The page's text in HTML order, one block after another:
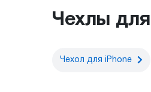
Чехлы
Чехол для iPhone